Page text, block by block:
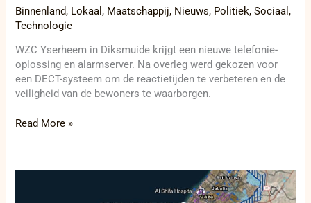
Binnenland, Lokaal, Maatschappij, Nieuws, Politiek,Sociaal,
Technologie
WZC Yserheem in Diksmuide krijgt een nieuwe telefonie-
oplossing en alarmserver. Na overleg werd gekozen voor
een DECT-systeem om de reactietijden te verbeteren en de
veiligheid van de bewoners te waarborgen.
Read More »